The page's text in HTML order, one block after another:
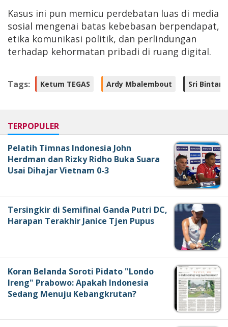
Kasus ini pun memicu perdebatan luas di media
sosial mengenai batas kebebasan berpendapat,
etika komunikasi politik, dan perlindungan
terhadap kehormatan pribadi di ruang digital.
Tags: Ketum TEGAS Ardy Mbalembout Sri
TERPOPULER
Pelatih Timnas Indonesia John
Herdman dan Rizky Ridho Buka Suara
Usai Dihajar Vietnam 0-3
Tersingkir di Semifinal Ganda Putri DC,
Harapan Terakhir Janice Tjen Pupus
Koran Belanda Soroti Pidato "Londo
Ireng" Prabowo: Apakah Indonesia
Sedang Menuju Kebangkrutan?